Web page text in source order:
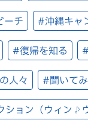
ーチ #沖縄キャ
#復帰を知る
人々 #聞いて
ション（ウィン♪